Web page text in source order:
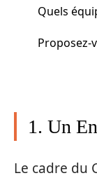
Quels
Proposez-
1. Un
Le cadre du